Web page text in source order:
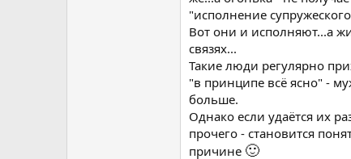
"исполнение
Вот они и исполняют...а
связях...
Такие люди регулярно
"в принципе всё ясно" -
больше.
Однако если удаётся их
прочего - становится
причине 🙂